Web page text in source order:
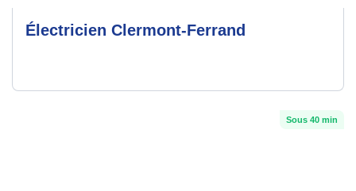
Électricien Clermont-Ferrand
Sous 40 min